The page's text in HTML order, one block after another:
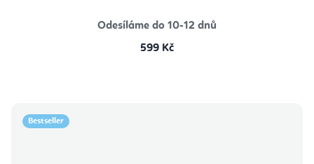
Odesíláme do 10-12 dnů
599 Kč
Bestseller